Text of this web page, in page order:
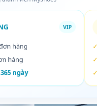
VIP
hàng
hàng
365 ngày
✓
✓
✓